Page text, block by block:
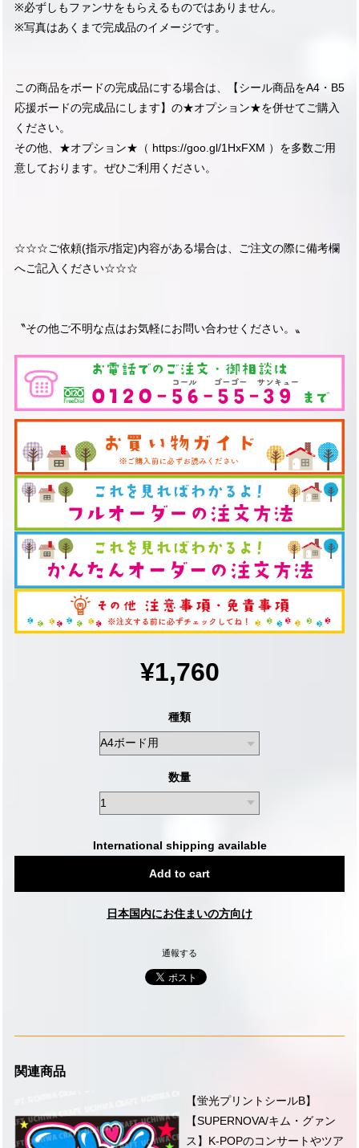
※必ずしもファンサをもらえるものではありません。
※写真はあくまで完成品のイメージです。
この商品をボードの完成品にする場合は、【シール商品をA4・B5
応援ボードの完成品にします】の★オプション★を併せてご購入
ください。
その他、★オプション★（ https://goo.gl/1HxFXM ）を多数ご用
意しております。ぜひご利用ください。
☆☆☆ご依頼(指示/指定)内容がある場合は、ご注文の際に備考欄
へご記入ください☆☆☆
〝その他ご不明な点はお気軽にお問い合わせください。〟
¥1,760
種類
数量
International shipping available
Add to cart
日本国内にお住まいの方向け
通報する
関連商品
【蛍光プリントシールB】
【SUPERNOVA/キム・グァン
ス】K-POPのコンサートやツア